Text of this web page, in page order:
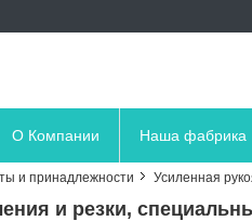
О Компании Наша фабрика
и принадлежности Усиленная
и резки,